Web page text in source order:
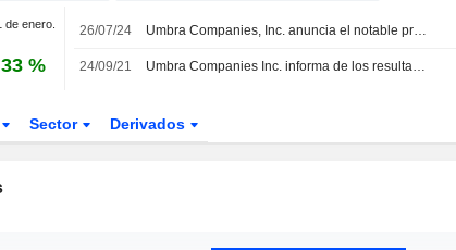
de enero.
%
26/07/24 Umbra Companies, Inc. anuncia el notable progreso de su proyecto de desarrollo inmobiliario en Montgomery, AL
24/09/21 Umbra Companies Inc. informa de los resultados del segundo trimestre finalizado el 30 de junio de 2021
Sector Derivados